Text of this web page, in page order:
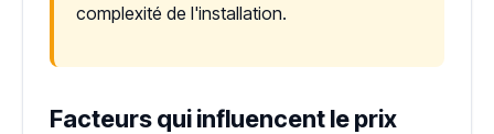
complexité de l'installation.
Facteurs qui influencent le prix